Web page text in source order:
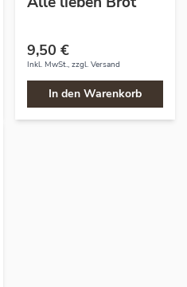
9,50 €
Inkl. MwSt., zzgl. Versand
In den Warenkorb